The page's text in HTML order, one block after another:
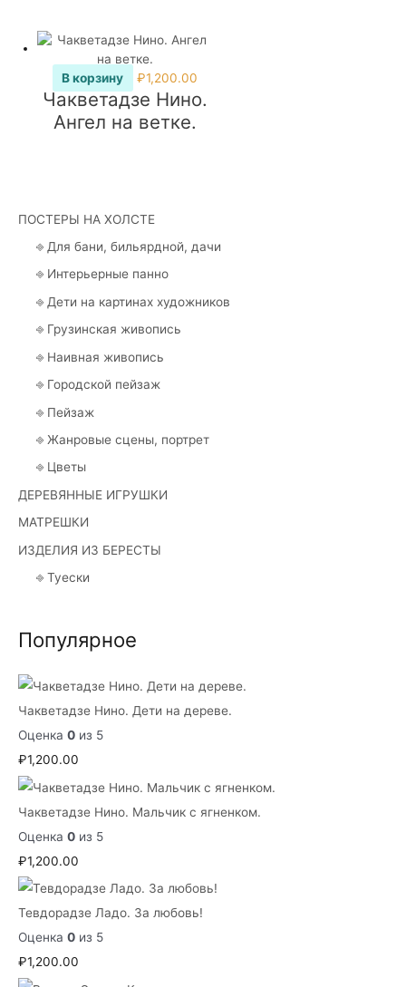
ПОСТЕРЫ НА ХОЛСТЕ
⎆ Для бани, бильярдной, дачи
⎆ Интерьерные панно
⎆ Дети на картинах художников
⎆ Грузинская живопись
⎆ Наивная живопись
⎆ Городской пейзаж
⎆ Пейзаж
⎆ Жанровые сцены, портрет
⎆ Цветы
ДЕРЕВЯННЫЕ ИГРУШКИ
МАТРЕШКИ
ИЗДЕЛИЯ ИЗ БЕРЕСТЫ
⎆ Туески
Популярное
Чакветадзе Нино. Дети на дереве.
Оценка 0 из 5
₽1,200.00
Чакветадзе Нино. Мальчик с ягненком.
Оценка 0 из 5
₽1,200.00
Тевдорадзе Ладо. За любовь!
Оценка 0 из 5
₽1,200.00
В корзину ₽1,200.00
Чакветадзе Нино.
Ангел на ветке.